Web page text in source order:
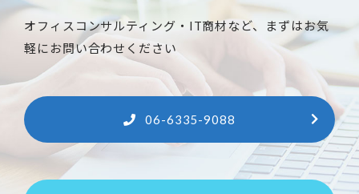
オフィスコンサルティング・IT商材など、まずはお気
軽にお問い合わせください
06-6335-9088